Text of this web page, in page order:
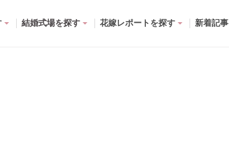
結婚式場を探す 花嫁レポートを探す 新着記事